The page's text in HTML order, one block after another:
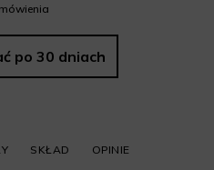
po 30 dniach
SKŁAD OPINIE